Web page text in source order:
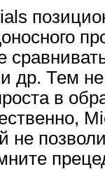
др. Тем
в
не